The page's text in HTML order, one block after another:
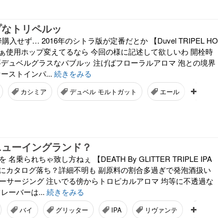
トリペルッ
入せず… 2016年のシトラ版が定番だとか 【Duvel TRIPEL HO
使用ホップ変えてるなら 今回の様に記述して欲しいわ 開栓時
ュベルグラスなバブルッ 注げばフローラルアロマ 泡との境界
ストインパ... 続きをみる
カシミア デュベル モルトガット エール
ーイングランド？
名乗られちゃ致し方ねぇ 【DEATH By GLITTER TRIPLE IPA
カタログ落ち？詳細不明も 副原料の割合多過ぎで発泡酒扱い
サージング 注いでる傍からトロピカルアロマ 均等に不透過な
ーバーは... 続きをみる
バイ グリッター IPA リヴァンテ